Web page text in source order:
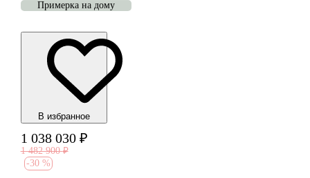
Примерка на дому
В избранноe
1 038 030 ₽
1 482 900 ₽
-30 %